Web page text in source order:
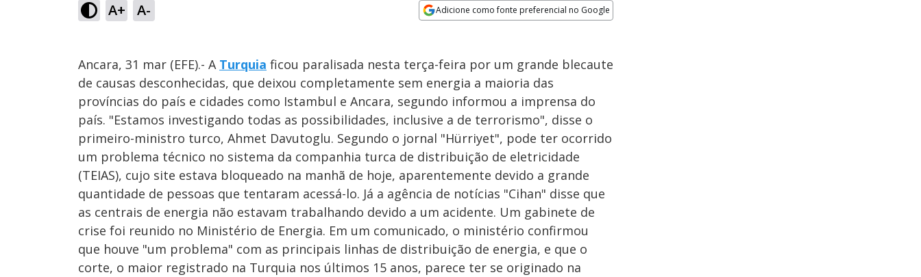
A+ A- Adicione como fonte preferencial no Google
Ancara, 31 mar (EFE).- A Turquia ficou paralisada nesta terça-feira por um grande blecaute
de causas desconhecidas, que deixou completamente sem energia a maioria das
províncias do país e cidades como Istambul e Ancara, segundo informou a imprensa do
país. "Estamos investigando todas as possibilidades, inclusive a de terrorismo", disse o
primeiro-ministro turco, Ahmet Davutoglu. Segundo o jornal "Hürriyet", pode ter ocorrido
um problema técnico no sistema da companhia turca de distribuição de eletricidade
(TEIAS), cujo site estava bloqueado na manhã de hoje, aparentemente devido a grande
quantidade de pessoas que tentaram acessá-lo. Já a agência de notícias "Cihan" disse que
as centrais de energia não estavam trabalhando devido a um acidente. Um gabinete de
crise foi reunido no Ministério de Energia. Em um comunicado, o ministério confirmou
que houve "um problema" com as principais linhas de distribuição de energia, e que o
corte, o maior registrado na Turquia nos últimos 15 anos, parece ter se originado na